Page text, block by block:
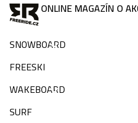
ONLINE MAGAZÍN O
SNOWBOARD
FREESKI
WAKEBOARD
SURF